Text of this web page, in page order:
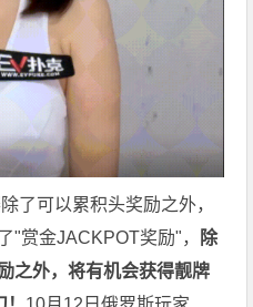
了可以累积头奖励之外，
"赏金JACKPOT奖励"，
除
之外，将有机会获得靓牌